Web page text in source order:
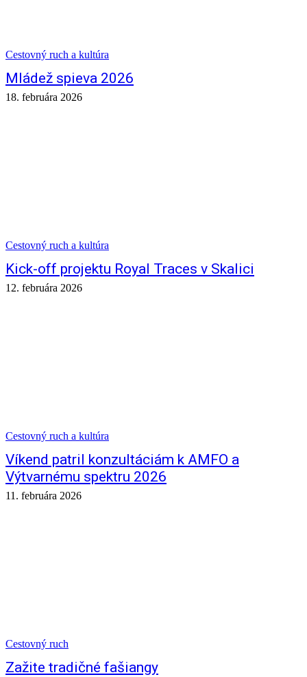
Cestovný ruch a kultúra
Mládež spieva 2026
18. februára 2026
Cestovný ruch a kultúra
Kick-off projektu Royal Traces v Skalici
12. februára 2026
Cestovný ruch a kultúra
Víkend patril konzultáciám k AMFO a
Výtvarnému spektru 2026
11. februára 2026
Cestovný ruch
Zažite tradičné fašiangy